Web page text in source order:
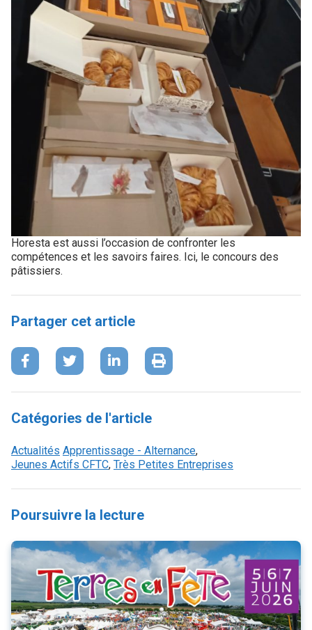
Horesta est aussi l’occasion de confronter les
compétences et les savoirs faires. Ici, le concours des
pâtissiers.
Partager cet article
Catégories de l'article
Actualités Apprentissage - Alternance,
Jeunes Actifs CFTC, Très Petites Entreprises
Poursuivre la lecture